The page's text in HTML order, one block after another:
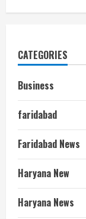
CATEGORIES
Business
faridabad
Faridabad News
Haryana New
Haryana News